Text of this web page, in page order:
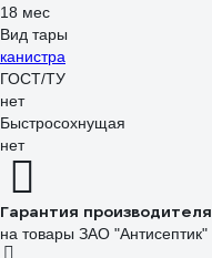
18 мес
Вид тары
канистра
ГОСТ/ТУ
нет
Быстросохнущая
нет
Гарантия производителя
на товары ЗАО "Антисептик"